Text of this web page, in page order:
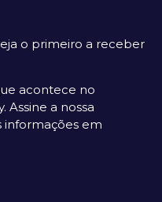
o primeiro a receber
acontece no
Assine a nossa
informações em